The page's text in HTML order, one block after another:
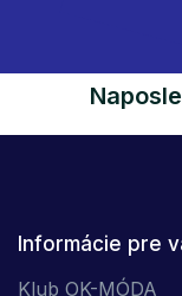
Informácie pre
Klub OK-MÓDA